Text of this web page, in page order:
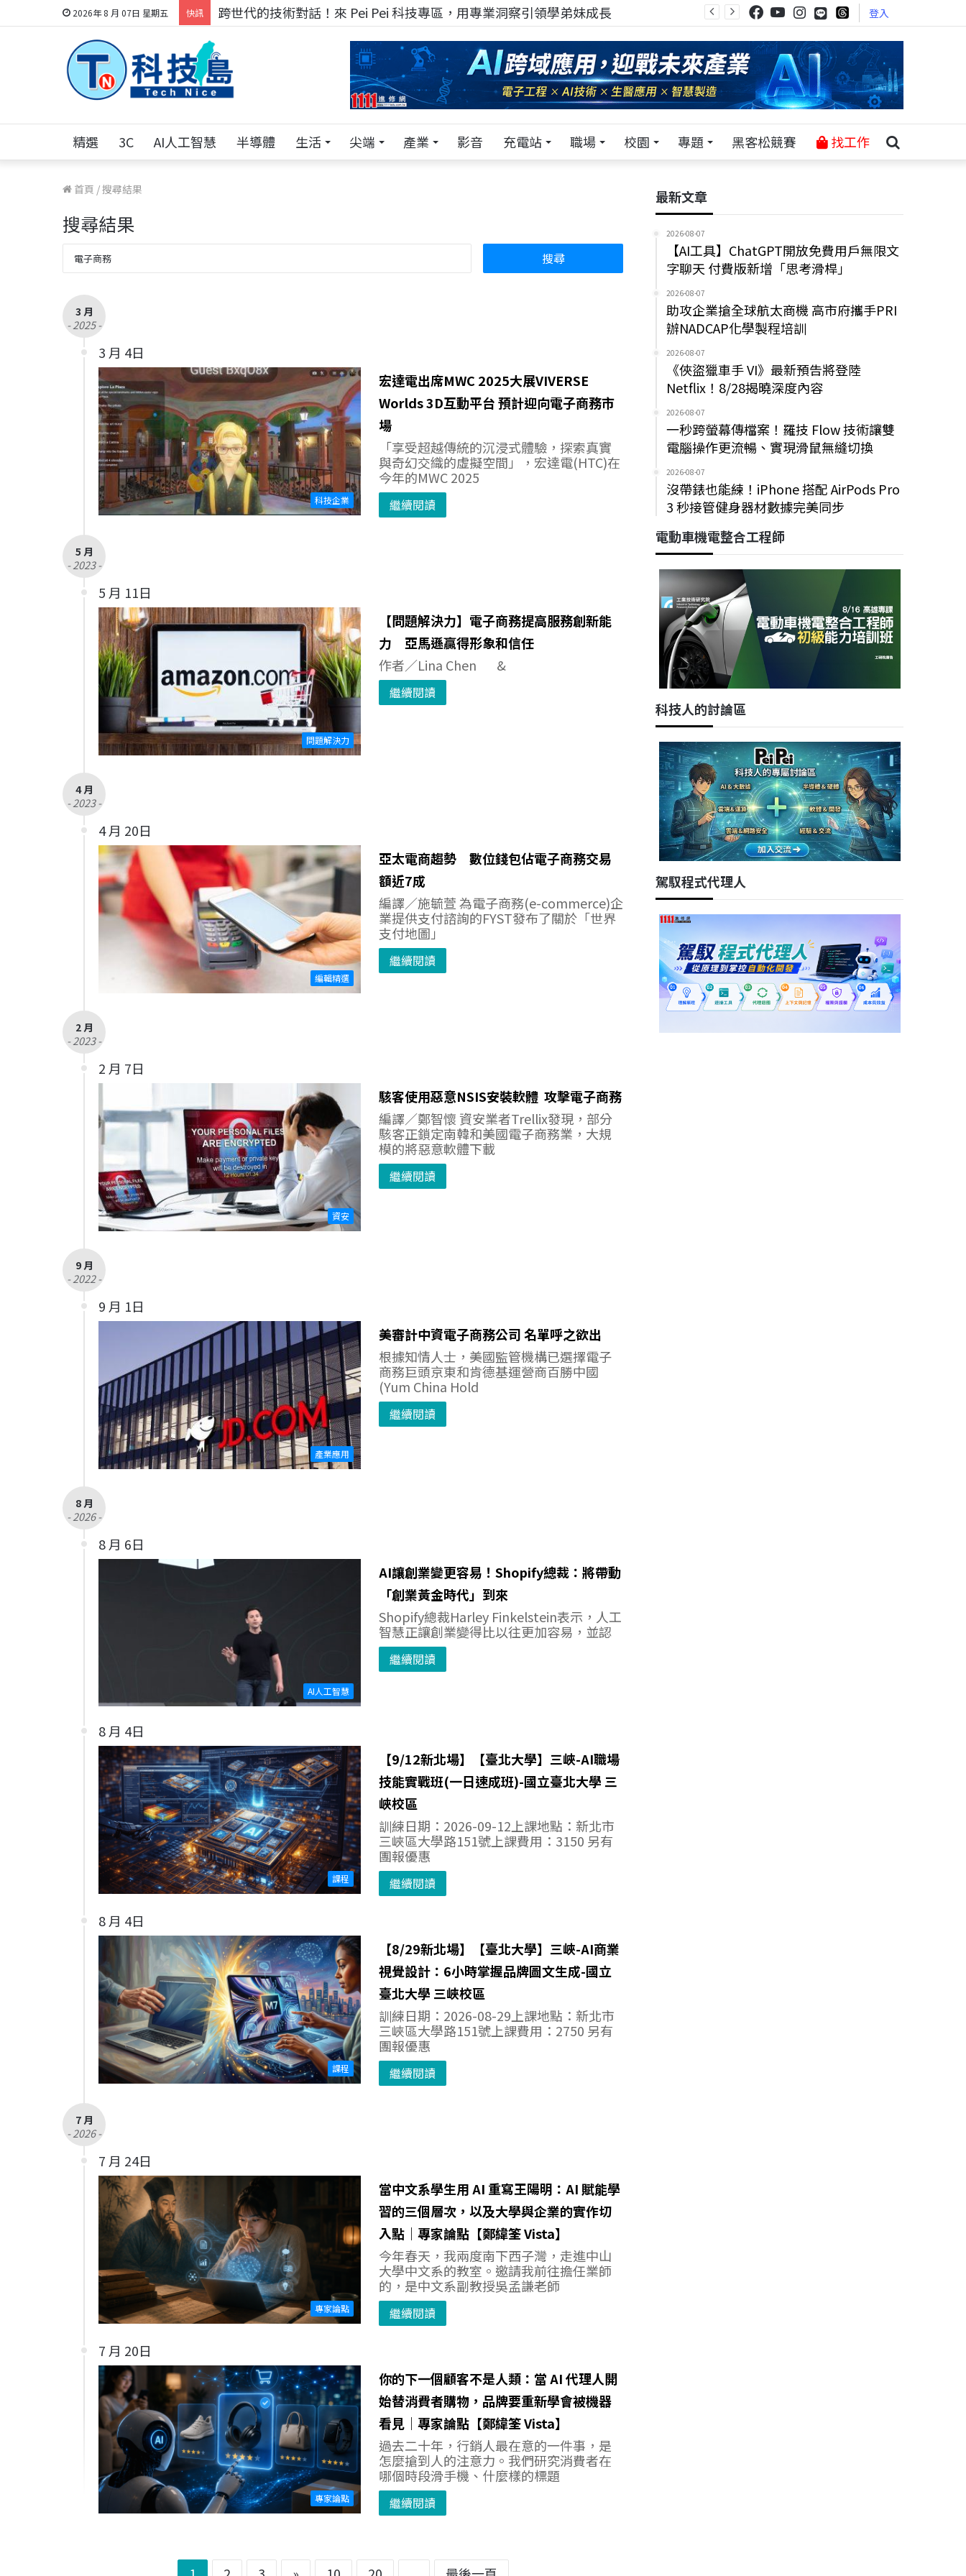
2026年 8 月 07日 星期五 快訊 科技人的經驗傳承地！在 Pei Pei 科技專區，與學弟妹交流最硬核的技術 登入
精選 3C AI人工智慧 半導體 生活 尖端 產業 影音 充電站 職場 校園 專題 黑客松競賽 找工作
首頁 /搜尋結果
搜尋結果
3 月
- 2025 -
3 月 4日
科技企業
宏達電出席MWC 2025大展VIVERSE
Worlds 3D互動平台 預計迎向電子商務市
場
「享受超越傳統的沉浸式體驗，探索真實
與奇幻交織的虛擬空間」，宏達電(HTC)在
今年的MWC 2025
繼續閱讀
5 月
- 2023 -
5 月 11日
問題解決力
【問題解決力】電子商務提高服務創新能
力 亞馬遜贏得形象和信任
作者／Lina Chen &
繼續閱讀
4 月
- 2023 -
4 月 20日
編輯精選
亞太電商趨勢 數位錢包佔電子商務交易
額近7成
編譯／施毓萱 為電子商務(e-commerce)企
業提供支付諮詢的FYST發布了關於「世界
支付地圖」
繼續閱讀
2 月
- 2023 -
2 月 7日
資安
駭客使用惡意NSIS安裝軟體 攻擊電子商務
編譯／鄭智懷 資安業者Trellix發現，部分
駭客正鎖定南韓和美國電子商務業，大規
模的將惡意軟體下載
繼續閱讀
9 月
- 2022 -
9 月 1日
產業應用
美審計中資電子商務公司 名單呼之欲出
根據知情人士，美國監管機構已選擇電子
商務巨頭京東和肯德基運營商百勝中國
(Yum China Hold
繼續閱讀
8 月
- 2026 -
8 月 6日
AI人工智慧
AI讓創業變更容易！Shopify總裁：將帶動
「創業黃金時代」到來
Shopify總裁Harley Finkelstein表示，人工
智慧正讓創業變得比以往更加容易，並認
繼續閱讀
8 月 4日
課程
【9/12新北場】【臺北大學】三峽-AI職場
技能實戰班(一日速成班)-國立臺北大學 三
峽校區
訓練日期：2026-09-12上課地點：新北市
三峽區大學路151號上課費用：3150 另有
團報優惠
繼續閱讀
8 月 4日
課程
【8/29新北場】【臺北大學】三峽-AI商業
視覺設計：6小時掌握品牌圖文生成-國立
臺北大學 三峽校區
訓練日期：2026-08-29上課地點：新北市
三峽區大學路151號上課費用：2750 另有
團報優惠
繼續閱讀
7 月
- 2026 -
7 月 24日
專家論點
當中文系學生用 AI 重寫王陽明：AI 賦能學
習的三個層次，以及大學與企業的實作切
入點｜專家論點【鄭緯筌 Vista】
今年春天，我兩度南下西子灣，走進中山
大學中文系的教室。邀請我前往擔任業師
的，是中文系副教授吳孟謙老師
繼續閱讀
7 月 20日
專家論點
你的下一個顧客不是人類：當 AI 代理人開
始替消費者購物，品牌要重新學會被機器
看見｜專家論點【鄭緯筌 Vista】
過去二十年，行銷人最在意的一件事，是
怎麼搶到人的注意力。我們研究消費者在
哪個時段滑手機、什麼樣的標題
繼續閱讀
最新文章
2026-08-07
【AI工具】ChatGPT開放免費用戶無限文
字聊天 付費版新增「思考滑桿」
2026-08-07
助攻企業搶全球航太商機 高市府攜手PRI
辦NADCAP化學製程培訓
2026-08-07
《俠盜獵車手 VI》最新預告將登陸
Netflix！8/28揭曉深度內容
2026-08-07
一秒跨螢幕傳檔案！羅技 Flow 技術讓雙
電腦操作更流暢、實現滑鼠無縫切換
2026-08-07
沒帶錶也能練！iPhone 搭配 AirPods Pro
3 秒接管健身器材數據完美同步
電動車機電整合工程師
科技人的討論區
駕馭程式代理人